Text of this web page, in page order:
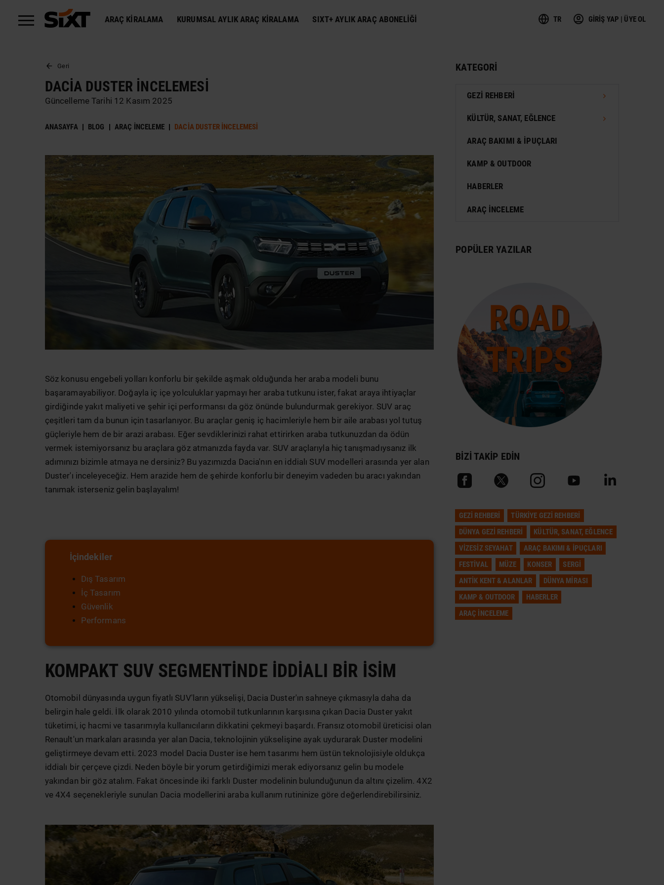
ARAÇ KIRALAMA KURUMSAL AYLIK ARAÇ KIRALAMA SIXT+ AYLIK ARAÇ ABONELIĞI TR GİRİŞ YAP | ÜYE OL
Geri
DACIA DUSTER İNCELEMESI
Güncelleme Tarihi 12 Kasım 2025
ANASAYFA BLOG ARAÇ İNCELEME DACIA DUSTER İNCELEMESI
Söz konusu engebeli yolları konforlu bir şekilde aşmak olduğunda her araba modeli bunu
başaramayabiliyor. Doğayla iç içe yolculuklar yapmayı her araba tutkunu ister, fakat araya ihtiyaçlar
girdiğinde yakıt maliyeti ve şehir içi performansı da göz önünde bulundurmak gerekiyor. SUV araç
çeşitleri tam da bunun için tasarlanıyor. Bu araçlar geniş iç hacimleriyle hem bir aile arabası yol tutuş
güçleriyle hem de bir arazi arabası. Eğer sevdiklerinizi rahat ettirirken araba tutkunuzdan da ödün
vermek istemiyorsanız bu araçlara göz atmanızda fayda var. SUV araçlarıyla hiç tanışmadıysanız ilk
adımınızı bizimle atmaya ne dersiniz? Bu yazımızda Dacia'nın en iddialı SUV modelleri arasında yer alan
Duster'ı inceleyeceğiz. Hem arazide hem de şehirde konforlu bir deneyim vadeden bu aracı yakından
tanımak isterseniz gelin başlayalım!
İçindekiler
Dış Tasarım
İç Tasarım
Güvenlik
Performans
KOMPAKT SUV SEGMENTINDE İDDIALI BIR İSIM
Otomobil dünyasında uygun fiyatlı SUV'ların yükselişi, Dacia Duster'ın sahneye çıkmasıyla daha da
belirgin hale geldi. İlk olarak 2010 yılında otomobil tutkunlarının karşısına çıkan Dacia Duster yakıt
tüketimi, iç hacmi ve tasarımıyla kullanıcıların dikkatini çekmeyi başardı. Fransız otomobil üreticisi olan
Renault'un markaları arasında yer alan Dacia, teknolojinin yükselişine ayak uydurarak Duster modelini
geliştirmeye devam etti. 2023 model Dacia Duster ise hem tasarımı hem üstün teknolojisiyle oldukça
iddialı bir çerçeve çizdi. Neden böyle bir yorum getirdiğimizi merak ediyorsanız gelin bu modele
yakından bir göz atalım. Fakat öncesinde iki farklı Duster modelinin bulunduğunun da altını çizelim. 4X2
ve 4X4 seçenekleriyle sunulan Dacia modellerini araba kullanım rutininize göre değerlendirebilirsiniz.
KATEGORI
GEZI REHBERI
TÜRKIYE GEZI REHBERI
DÜNYA GEZI REHBERI
KÜLTÜR, SANAT, EĞLENCE
FESTIVAL
ANTIK KENT & ALANLAR
ARAÇ BAKIMI & İPUÇLARI
KAMP & OUTDOOR
HABERLER
ARAÇ İNCELEME
POPÜLER YAZILAR
BİZİ TAKİP EDİN
GEZI REHBERI
TÜRKIYE GEZI REHBERI
DÜNYA GEZI REHBERI
KÜLTÜR, SANAT, EĞLENCE
VIZESIZ SEYAHAT
ARAÇ BAKIMI & İPUÇLARI
FESTIVAL
MÜZE KONSER
SERGI
ANTIK KENT & ALANLAR
DÜNYA MIRASI
KAMP & OUTDOOR
HABERLER
ARAÇ İNCELEME